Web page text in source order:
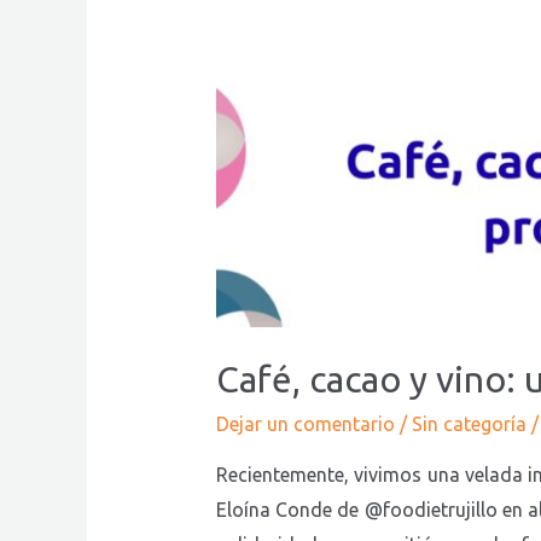
Café, cacao y vino:
Dejar un comentario / Sin categoría
Recientemente, vivimos una velada
Eloína Conde de @foodietrujillo en
y
vino:
un
Con
propósito
favor
de
SADET